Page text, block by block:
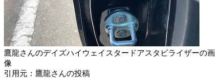
鷹龍さんのデイズハイウェイスタードアスタビライザーの画
像
引用元：鷹龍さんの投稿